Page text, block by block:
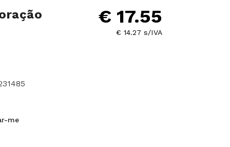
€ 17.55
€ 14.27 s/IVA
me